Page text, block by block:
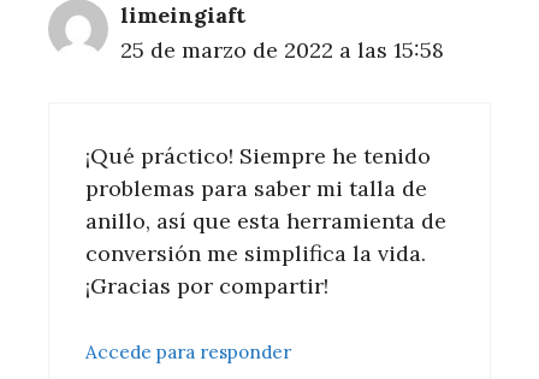
limeingiaft
25 de marzo de 2022 a las 15:58
¡Qué práctico! Siempre he tenido
problemas para saber mi talla de
anillo, así que esta herramienta de
conversión me simplifica la vida.
¡Gracias por compartir!
Accede para responder